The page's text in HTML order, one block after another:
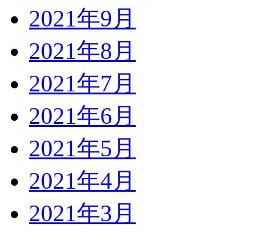
2021年9月
2021年8月
2021年7月
2021年6月
2021年5月
2021年4月
2021年3月